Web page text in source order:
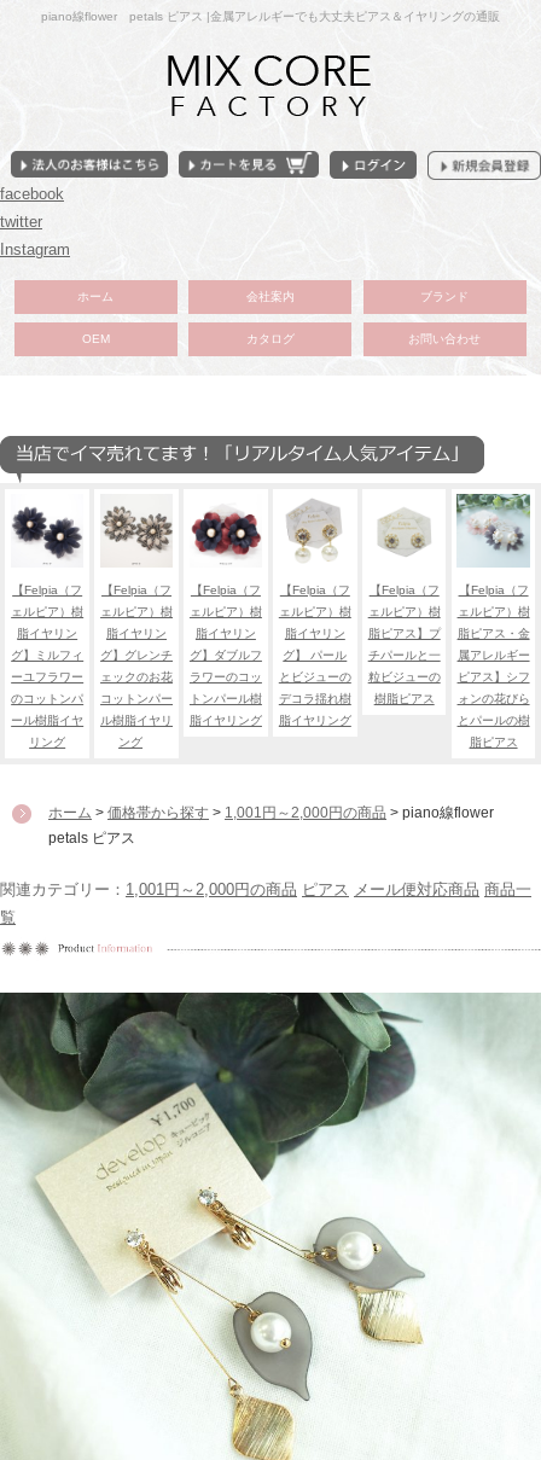
piano線flower petals ピアス |金属アレルギーでも大丈夫ピアス＆イヤリングの通販
facebook
twitter
Instagram
ホーム 会社案内 ブランド
OEM カタログ お問い合わせ
【Felpia（フ
ェルピア）樹
脂イヤリン
グ】ミルフィ
ーユフラワー
のコットンパ
ール樹脂イヤ
リング
【Felpia（フ
ェルピア）樹
脂イヤリン
グ】グレンチ
ェックのお花
コットンパー
ル樹脂イヤリ
ング
【Felpia（フ
ェルピア）樹
脂イヤリン
グ】ダブルフ
ラワーのコッ
トンパール樹
脂イヤリング
【Felpia（フ
ェルピア）樹
脂イヤリン
グ】 パール
とビジューの
デコラ揺れ樹
脂イヤリング
【Felpia（フ
ェルピア）樹
脂ピアス】プ
チパールと一
粒ビジューの
樹脂ピアス
【Felpia（フ
ェルピア）樹
脂ピアス・金
属アレルギー
ピアス】シフ
ォンの花びら
とパールの樹
脂ピアス
ホーム > 価格帯から探す > 1,001円～2,000円の商品 > piano線flower
petals ピアス
関連カテゴリー： 1,001円～2,000円の商品 ピアス メール便対応商品 商品一
覧